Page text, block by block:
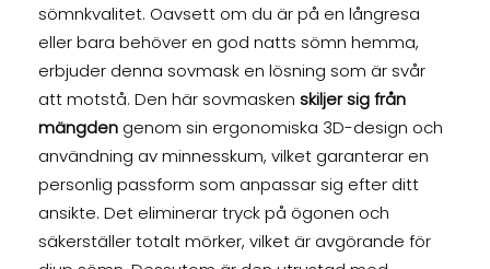
sömnkvalitet. Oavsett om du är på en långresa
eller bara behöver en god natts sömn hemma,
erbjuder denna sovmask en lösning som är svår
att motstå. Den här sovmasken skiljer sig från
mängden genom sin ergonomiska 3D-design och
användning av minnesskum, vilket garanterar en
personlig passform som anpassar sig efter ditt
ansikte. Det eliminerar tryck på ögonen och
säkerställer totalt mörker, vilket är avgörande för